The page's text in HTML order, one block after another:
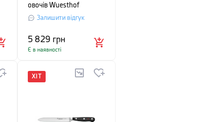
овочів Wuesthof
CLASSIC IKON CREME,
картонному пакуванні
Залишити відгук
5 829 грн
Є в наявності
ХІТ